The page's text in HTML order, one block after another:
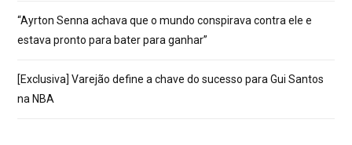
“Ayrton Senna achava que o mundo conspirava contra ele e
estava pronto para bater para ganhar”
[Exclusiva] Varejão define a chave do sucesso para Gui Santos
na NBA